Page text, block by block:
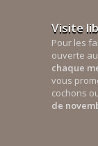
Visite
Pour les
ouverte
chaque
vous
cochons
de